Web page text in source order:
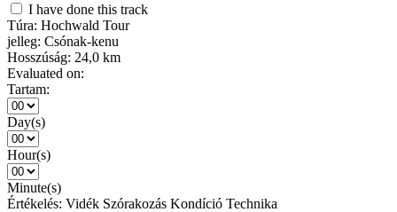
I have done this track
Túra: Hochwald Tour
jelleg: Csónak-kenu
Hosszúság: 24,0 km
Evaluated on:
Tartam:
Day(s)
Hour(s)
Minute(s)
Értékelés: Vidék Szórakozás Kondíció Technika